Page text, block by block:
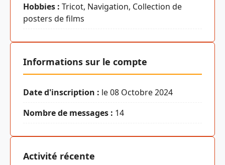
Hobbies : Tricot, Navigation, Collection de
posters de films
Informations sur le compte
Date d'inscription : le 08 Octobre 2024
Nombre de messages : 14
Activité récente